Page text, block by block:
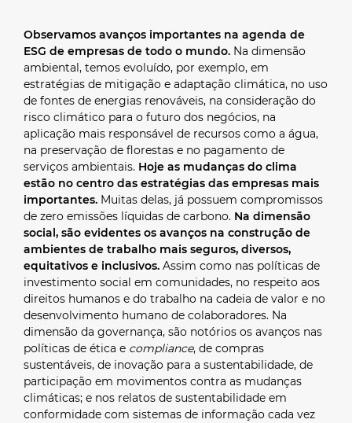
Observamos avanços importantes na agenda de
ESG de empresas de todo o mundo. Na dimensão
ambiental, temos evoluído, por exemplo, em
estratégias de mitigação e adaptação climática, no uso
de fontes de energias renováveis, na consideração do
risco climático para o futuro dos negócios, na
aplicação mais responsável de recursos como a água,
na preservação de florestas e no pagamento de
serviços ambientais. Hoje as mudanças do clima
estão no centro das estratégias das empresas mais
importantes. Muitas delas, já possuem compromissos
de zero emissões líquidas de carbono. Na dimensão
social, são evidentes os avanços na construção de
ambientes de trabalho mais seguros, diversos,
equitativos e inclusivos. Assim como nas políticas de
investimento social em comunidades, no respeito aos
direitos humanos e do trabalho na cadeia de valor e no
desenvolvimento humano de colaboradores. Na
dimensão da governança, são notórios os avanços nas
políticas de ética e compliance, de compras
sustentáveis, de inovação para a sustentabilidade, de
participação em movimentos contra as mudanças
climáticas; e nos relatos de sustentabilidade em
conformidade com sistemas de informação cada vez